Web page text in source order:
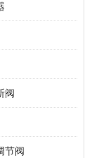
阀
节阀